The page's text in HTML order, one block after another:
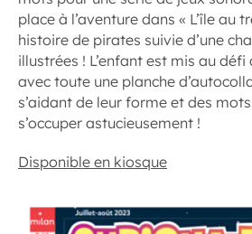
place à l’aventure dans « L’île au
histoire de pirates suivie d’une
illustrées ! L’enfant est mis au
avec toute une planche
s’aidant de leur forme et des
s’occuper astucieusement !
Disponible en kiosque